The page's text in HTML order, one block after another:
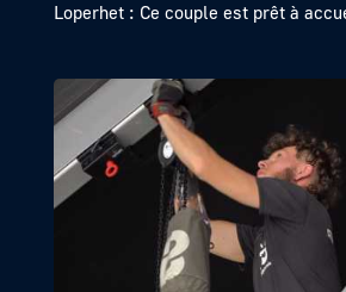
Loperhet : Ce couple est prêt à